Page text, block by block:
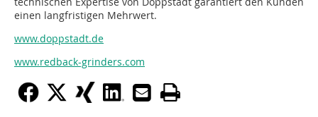
einen langfristigen Mehrwert.
www.doppstadt.de
www.redback-grinders.com